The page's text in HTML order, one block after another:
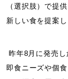
（選択肢）で提
新しい食を提案
昨年8月に発売
即食ニーズや個